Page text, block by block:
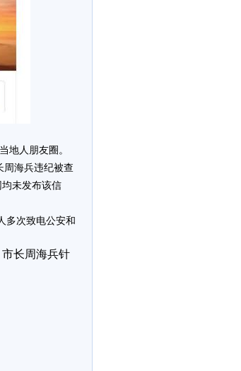
地人朋友圈。
海兵违纪被查
未发布该信
多次致电公安和
长周海兵针